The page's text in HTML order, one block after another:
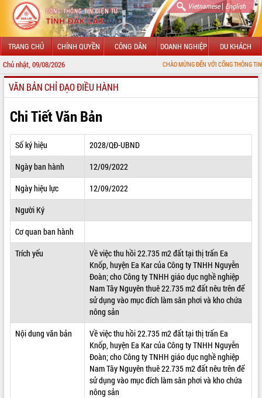
Vietnamese| English
TRANG CHỦ CHÍNH QUYỀN CÔNG DÂN DOANH NGHIỆP DU KHÁCH
Chủ nhật, 09/08/2026 CHÀO MỪNG ĐẾN VỚI CỔNG THÔNG TIN ĐIỆN TỬ
GIỚI THIỆU
LÃNH ĐẠO UBND TỈNH
TIN TỨC SỰ KIỆN
SỞ, BAN, NGÀNH
THÔNG TIN CHỈ ĐẠO ĐIỀU HÀNH
HỆ THỐNG VĂN BẢN
VĂN BẢN HĐND TỈNH
VĂN BẢN CHỈ ĐẠO ĐIỀU HÀNH
Chi Tiết Văn Bản
Số ký hiệu
2028/QĐ-UBND
Ngày ban hành
12/09/2022
Ngày hiệu lực
12/09/2022
Người Ký
Cơ quan ban hành
Trích yếu
Về việc thu hồi 22.735 m2 đất tại thị trấn Ea
Knốp, huyện Ea Kar của Công ty TNHH Nguyễn
Đoàn; cho Công ty TNHH giáo dục nghề nghiệp
Nam Tây Nguyên thuê 22.735 m2 đất nêu trên để
sử dụng vào mục đích làm sân phơi và kho chứa
nông sản
Nội dung văn bản
Về việc thu hồi 22.735 m2 đất tại thị trấn Ea
Knốp, huyện Ea Kar của Công ty TNHH Nguyễn
Đoàn; cho Công ty TNHH giáo dục nghề nghiệp
Nam Tây Nguyên thuê 22.735 m2 đất nêu trên để
sử dụng vào mục đích làm sân phơi và kho chứa
nông sản